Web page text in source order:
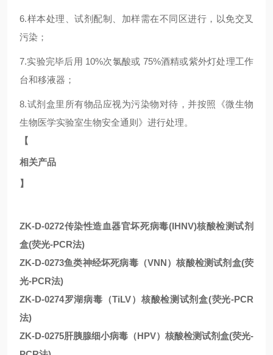
6.样本处理、试剂配制、加样需在不同区进行，以免交叉
污染；
7.实验完毕后用 10%次氯酸或 75%酒精或紫外灯处理工作
台和移液器；
8.试剂盒里所有物品应视为污染物对待，并按照《微生物
生物医学实验室生物安全通则》进行处理。
【
相关产品
】
ZK-D-0272传染性造血器官坏死病毒(IHNV)核酸检测试剂
盒(荧光-PCR法)
ZK-D-0273鱼类神经坏死病毒（VNN）核酸检测试剂盒(荧
光-PCR法)
ZK-D-0274罗湖病毒（TiLV）核酸检测试剂盒(荧光-PCR
法)
ZK-D-0275肝胰腺细小病毒（HPV）核酸检测试剂盒(荧光-